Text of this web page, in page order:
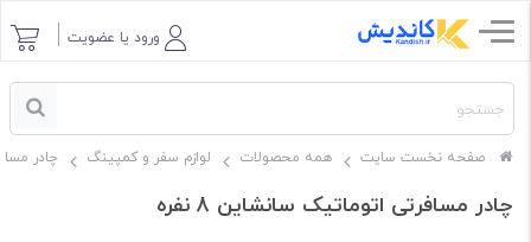
ورود یا عضویت
صفحه نخست سایت همه محصولات لوازم سفر و کمپینگ چادر
چادر مسافرتی اتوماتیک سانشاین 8 نفره